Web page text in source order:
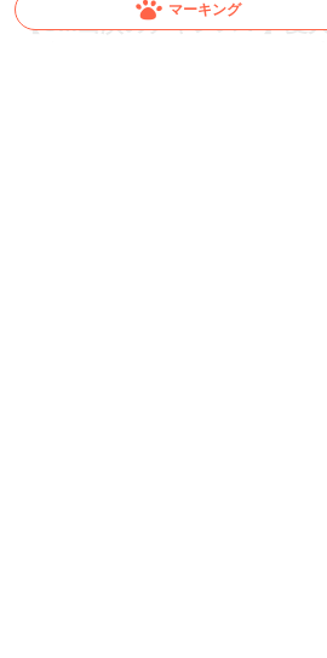
マーキング
【CM出演のチャンス！】愛